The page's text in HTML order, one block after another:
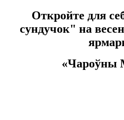
Откройте для
сундучок" на
«Чароўны